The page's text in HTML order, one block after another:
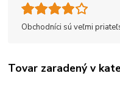
Obchodníci sú veľmi
Tovar zaradený v